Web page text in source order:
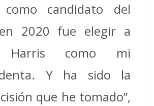
como candidato del
2020 fue elegir a
Harris como mi
Y ha sido la
que he tomado”,